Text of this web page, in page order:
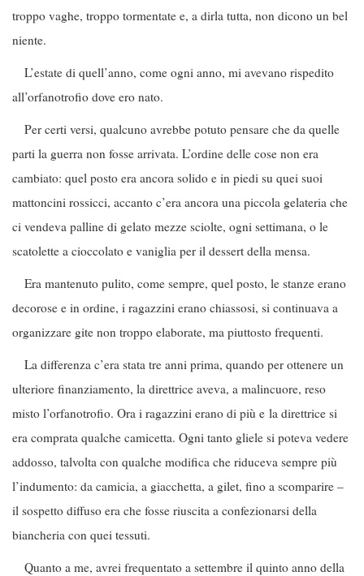
troppo vaghe, troppo tormentate e, a dirla tutta, non dicono un bel
niente.
L’estate di quell’anno, come ogni anno, mi avevano rispedito
all’orfanotrofio dove ero nato.
Per certi versi, qualcuno avrebbe potuto pensare che da quelle
parti la guerra non fosse arrivata. L’ordine delle cose non era
cambiato: quel posto era ancora solido e in piedi su quei suoi
mattoncini rossicci, accanto c’era ancora una piccola gelateria che
ci vendeva palline di gelato mezze sciolte, ogni settimana, o le
scatolette a cioccolato e vaniglia per il dessert della mensa.
Era mantenuto pulito, come sempre, quel posto, le stanze erano
decorose e in ordine, i ragazzini erano chiassosi, si continuava a
organizzare gite non troppo elaborate, ma piuttosto frequenti.
La differenza c’era stata tre anni prima, quando per ottenere un
ulteriore finanziamento, la direttrice aveva, a malincuore, reso
misto l’orfanotrofio. Ora i ragazzini erano di più e la direttrice si
era comprata qualche camicetta. Ogni tanto gliele si poteva vedere
addosso, talvolta con qualche modifica che riduceva sempre più
l’indumento: da camicia, a giacchetta, a gilet, fino a scomparire –
il sospetto diffuso era che fosse riuscita a confezionarsi della
biancheria con quei tessuti.
Quanto a me, avrei frequentato a settembre il quinto anno della